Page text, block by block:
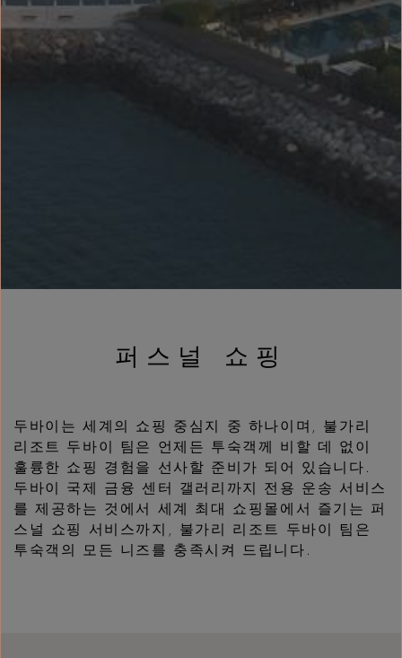
퍼스널 쇼핑
두바이는 세계의 쇼핑 중심지 중 하나이며, 불가리
리조트 두바이 팀은 언제든 투숙객께 비할 데 없이
훌륭한 쇼핑 경험을 선사할 준비가 되어 있습니다.
두바이 국제 금융 센터 갤러리까지 전용 운송 서비스
를 제공하는 것에서 세계 최대 쇼핑몰에서 즐기는 퍼
스널 쇼핑 서비스까지, 불가리 리조트 두바이 팀은
투숙객의 모든 니즈를 충족시켜 드립니다.